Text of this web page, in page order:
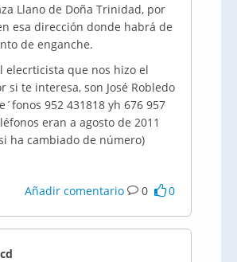
Llano de Doña Trinidad, por
esa dirección donde habrá de
de enganche.
elecrticista que nos hizo el
si te interesa, son José Robledo
952 431818 yh 676 957
eran a agosto de 2011
ha cambiado de número)
Añadir comentario 0 0